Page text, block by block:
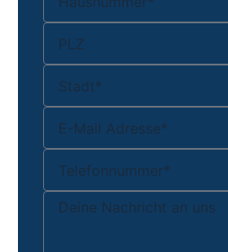
Mail
Nachricht